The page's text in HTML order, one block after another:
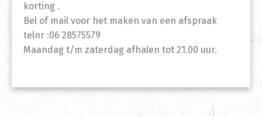
korting .
Bel of mail voor het maken van een afspraak
telnr :06 28575579
Maandag t/m zaterdag afhalen tot 21.00 uur.